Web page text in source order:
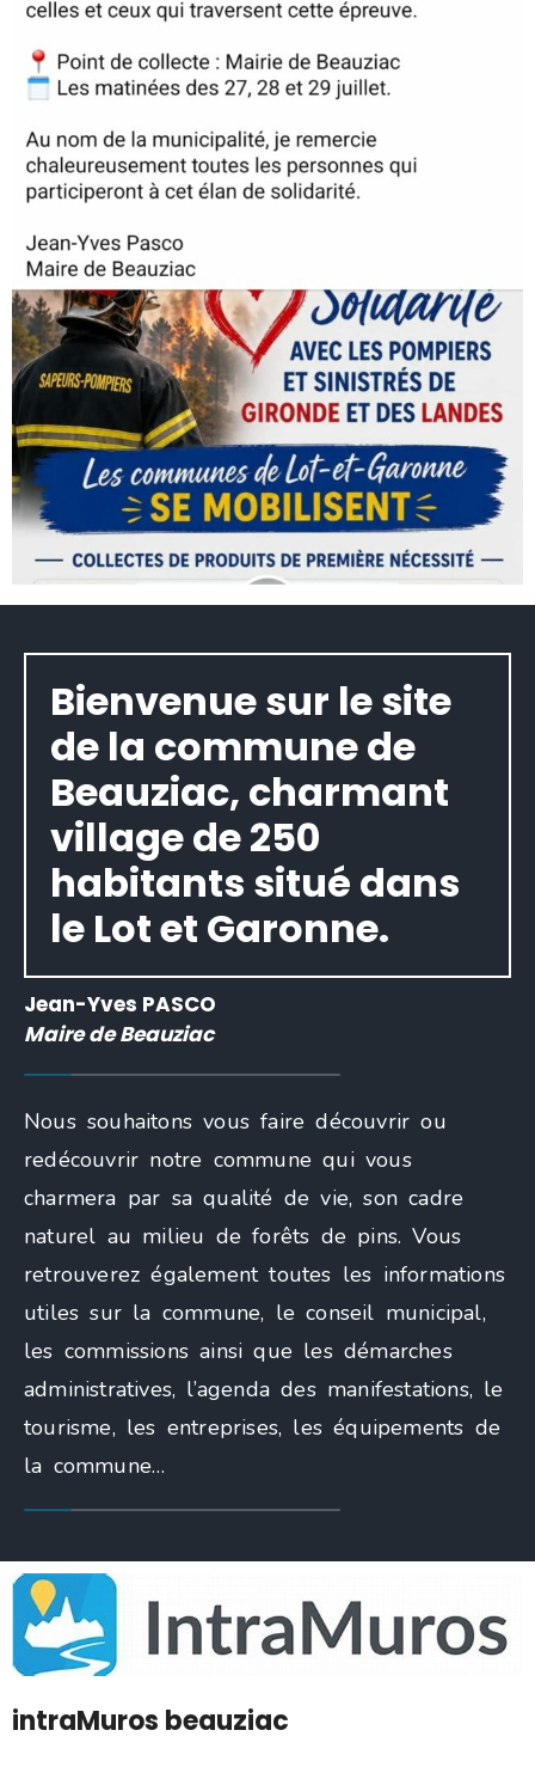
Bienvenue sur le site
de la commune de
Beauziac, charmant
village de 250
habitants situé dans
le Lot et Garonne.
Jean-Yves PASCO
Maire de Beauziac
Nous souhaitons vous faire découvrir ou
redécouvrir notre commune qui vous
charmera par sa qualité de vie, son cadre
naturel au milieu de forêts de pins. Vous
retrouverez également toutes les informations
utiles sur la commune, le conseil municipal,
les commissions ainsi que les démarches
administratives, l’agenda des manifestations, le
tourisme, les entreprises, les équipements de
la commune…
intraMuros beauziac